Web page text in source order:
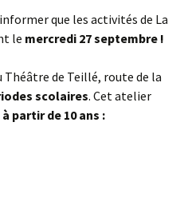
que les activités de La
le mercredi 27 septembre !
Théâtre de Teillé, route de la
scolaires. Cet atelier
à partir de 10 ans :